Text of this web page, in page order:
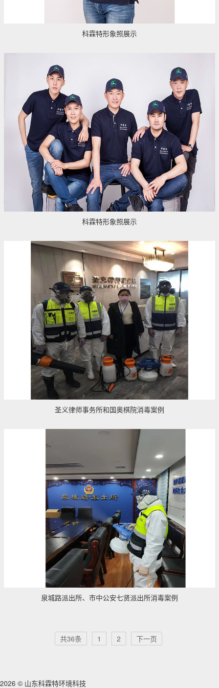
科霖特形象照展示
科霖特形象照展示
圣义律师事务所和国奥棋院消毒案例
泉城路派出所、市中公安七贤派出所消毒案例
共36条 1 2 下一页
2026 © 山东科霖特环境科技